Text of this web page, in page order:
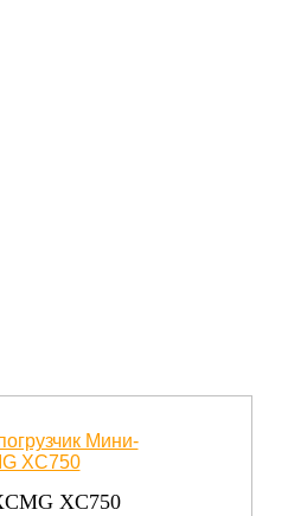
XC750